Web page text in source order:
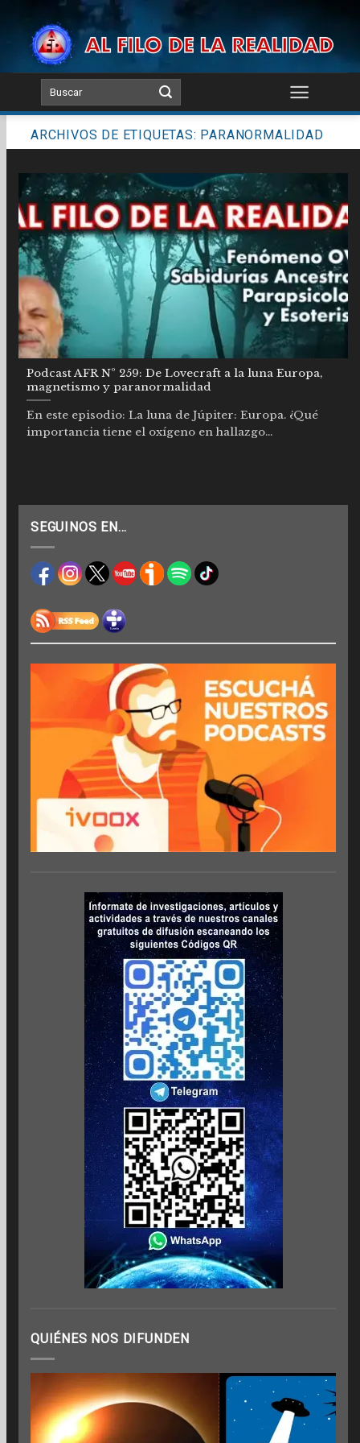
content
ARCHIVOS DE ETIQUETAS: PARANORMALIDAD
Podcast AFR Nº 259: De Lovecraft a la luna Europa,
magnetismo y paranormalidad
En este episodio: La luna de Júpiter: Europa. ¿Qué
importancia tiene el oxígeno en hallazgo...
SEGUINOS EN…
QUIÉNES NOS DIFUNDEN